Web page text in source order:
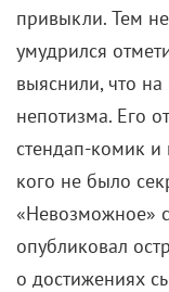
привыкли. Тем
умудрился
выяснили, что
непотизма. Его
стендап-комик и
кого не было
«Невозможное»
опубликовал
о достижениях